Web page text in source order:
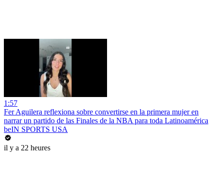
1:57
Fer Aguilera reflexiona sobre convertirse en la primera mujer en
narrar un partido de las Finales de la NBA para toda Latinoamérica
beIN SPORTS USA
il y a 22 heures